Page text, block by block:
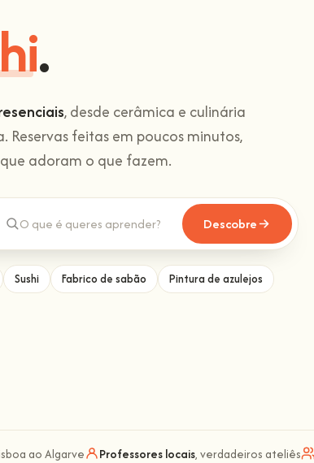
.
, desde cerâmica e culinária
feitas em poucos minutos,
adoram o que fazem.
Descobre
Sushi Fabrico de sabão
Pintura de azulejos
ao Algarve Professores locais, verdadeiros ateliês